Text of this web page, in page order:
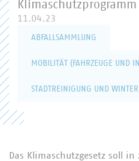
11.04.23
ABFALLSAMMLUNG
MOBILITÄT (FAHRZEUGE UND
STADTREINIGUNG UND
Das Klimaschutzgesetz soll